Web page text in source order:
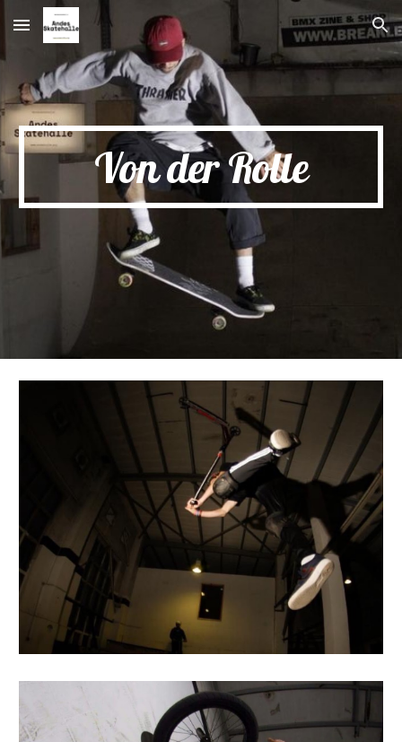
Skip to main content Skip to navigation
Von der Rolle